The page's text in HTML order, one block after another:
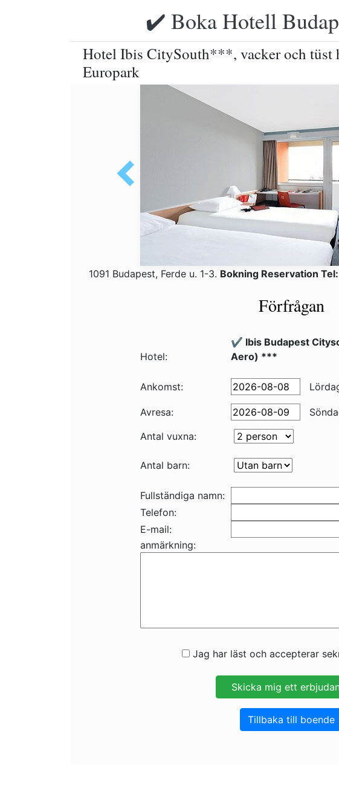
✔️ Boka Hotell
Hotel Ibis CitySouth***, vacker och tüst
Europark
1091 Budapest, Ferde u. 1-3. Bokning Reservation
Förfrågan
Hotel:
✔️ Ibis Budapest
Aero) ***
Ankomst:
Avresa:
Antal vuxna:
Antal barn:
Fullständiga namn:
Telefon:
E-mail:
anmärkning:
Jag har läst och accepterar
Tillbaka till boende